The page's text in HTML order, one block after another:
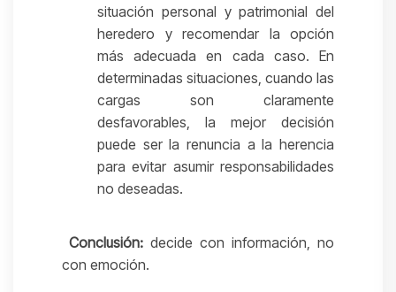
situación personal y patrimonial del
heredero y recomendar la opción
más adecuada en cada caso. En
determinadas situaciones, cuando las
cargas son claramente
desfavorables, la mejor decisión
puede ser la renuncia a la herencia
para evitar asumir responsabilidades
no deseadas.
Conclusión: decide con información, no
con emoción.